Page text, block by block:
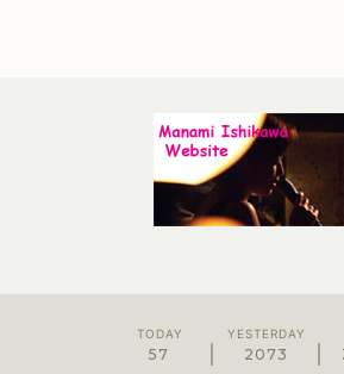
TODAY
57
YESTERDAY
2073